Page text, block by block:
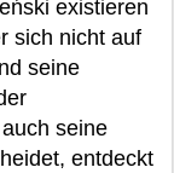
existieren
sich nicht auf
seine
seine
entdeckt